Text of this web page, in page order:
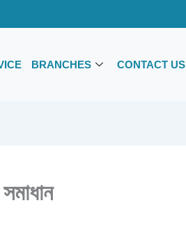
BRANCHES CONTACT US